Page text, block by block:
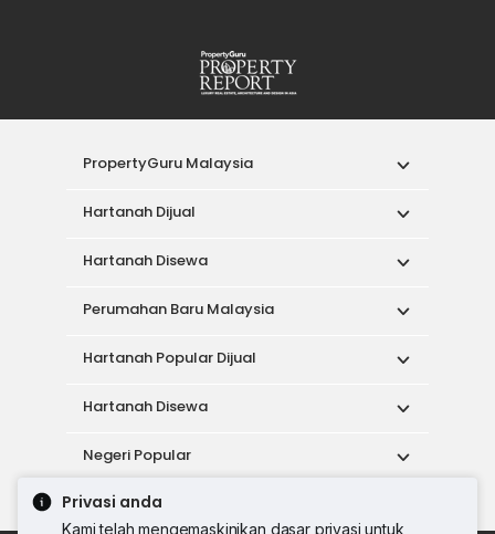
Privasi anda
Kami telah mengemaskinikan dasar privasi untuk
PropertyGuru Malaysia
Hartanah Dijual
Hartanah Disewa
Perumahan Baru Malaysia
Hartanah Popular Dijual
Hartanah Disewa
Negeri Popular
Alat